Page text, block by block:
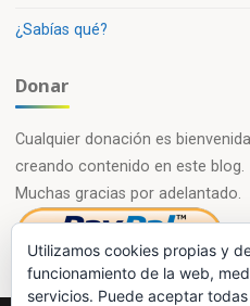
¿Sabías qué?
Donar
Cualquier donación es
creando contenido en este blog.
Muchas gracias por adelantado.
Utilizamos cookies propias y
funcionamiento de la web,
servicios. Puede aceptar